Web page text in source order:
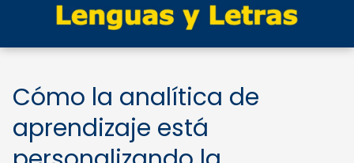
Cómo la analítica de
aprendizaje está